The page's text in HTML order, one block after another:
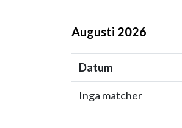
Augusti 2026
Datum
Inga matcher